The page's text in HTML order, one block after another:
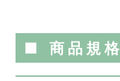
■ 商品規格